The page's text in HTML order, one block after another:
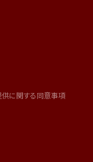
に関する同意事項